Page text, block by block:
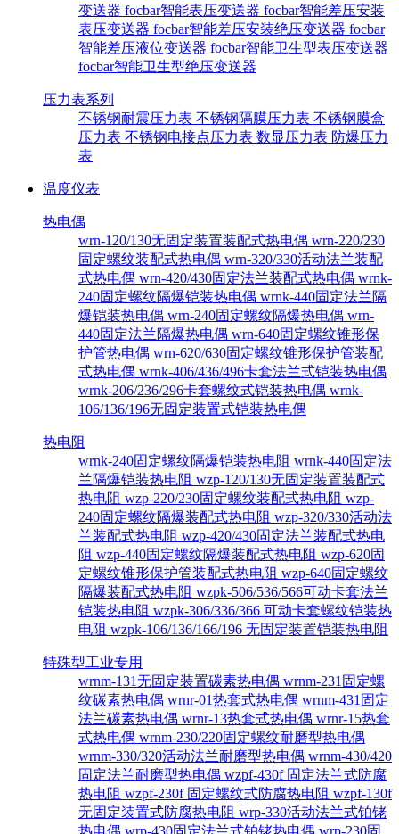
变送器 focbar智能表压变送器 focbar智能差压安装
表压变送器 focbar智能差压安装绝压变送器 focbar
智能差压液位变送器 focbar智能卫生型表压变送器
focbar智能卫生型绝压变送器
压力表系列
不锈钢耐震压力表 不锈钢隔膜压力表 不锈钢膜盒
压力表 不锈钢电接点压力表 数显压力表 防爆压力
表
温度仪表
热电偶
wrn-120/130无固定装置装配式热电偶 wrn-220/230
固定螺纹装配式热电偶 wrn-320/330活动法兰装配
式热电偶 wrn-420/430固定法兰装配式热电偶 wrnk-
240固定螺纹隔爆铠装热电偶 wrnk-440固定法兰隔
爆铠装热电偶 wrn-240固定螺纹隔爆热电偶 wrn-
440固定法兰隔爆热电偶 wrn-640固定螺纹锥形保
护管热电偶 wrn-620/630固定螺纹锥形保护管装配
式热电偶 wrnk-406/436/496卡套法兰式铠装热电偶
wrnk-206/236/296卡套螺纹式铠装热电偶 wrnk-
106/136/196无固定装置式铠装热电偶
热电阻
wrnk-240固定螺纹隔爆铠装热电阻 wrnk-440固定法
兰隔爆铠装热电阻 wzp-120/130无固定装置装配式
热电阻 wzp-220/230固定螺纹装配式热电阻 wzp-
240固定螺纹隔爆装配式热电阻 wzp-320/330活动法
兰装配式热电阻 wzp-420/430固定法兰装配式热电
阻 wzp-440固定螺纹隔爆装配式热电阻 wzp-620固
定螺纹锥形保护管装配式热电阻 wzp-640固定螺纹
隔爆装配式热电阻 wzpk-506/536/566可动卡套法兰
铠装热电阻 wzpk-306/336/366 可动卡套螺纹铠装热
电阻 wzpk-106/136/166/196 无固定装置铠装热电阻
特殊型工业专用
wrnm-131无固定装置碳素热电偶 wrnm-231固定螺
纹碳素热电偶 wrnr-01热套式热电偶 wrnm-431固定
法兰碳素热电偶 wrnr-13热套式热电偶 wrnr-15热套
式热电偶 wrnm-230/220固定螺纹耐磨型热电偶
wrnm-330/320活动法兰耐磨型热电偶 wrnm-430/420
固定法兰耐磨型热电偶 wzpf-430f 固定法兰式防腐
热电阻 wzpf-230f 固定螺纹式防腐热电阻 wzpf-130f
无固定装置式防腐热电阻 wrp-330活动法兰式铂铑
热电偶 wrp-430固定法兰式铂铑热电偶 wrp-230固